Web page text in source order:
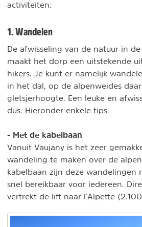
activiteiten:
1. Wandelen
De afwisseling van de natuur in
maakt het dorp een uitstekende
hikers. Je kunt er namelijk
in het dal, op de alpenweides
gletsjerhoogte. Een leuke en
dus. Hieronder enkele tips.
- Met de kabelbaan
Vanuit Vaujany is het zeer
wandeling te maken over de
kabelbaan zijn deze wandelingen
snel bereikbaar voor iedereen.
vertrekt de lift naar l’Alpette